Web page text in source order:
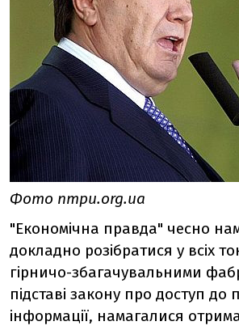
Фото nmpu.org.ua
"Економічна правда" чесно
докладно розібратися у всіх
гірничо-збагачувальними
підставі закону про доступ до
інформації, намагалися